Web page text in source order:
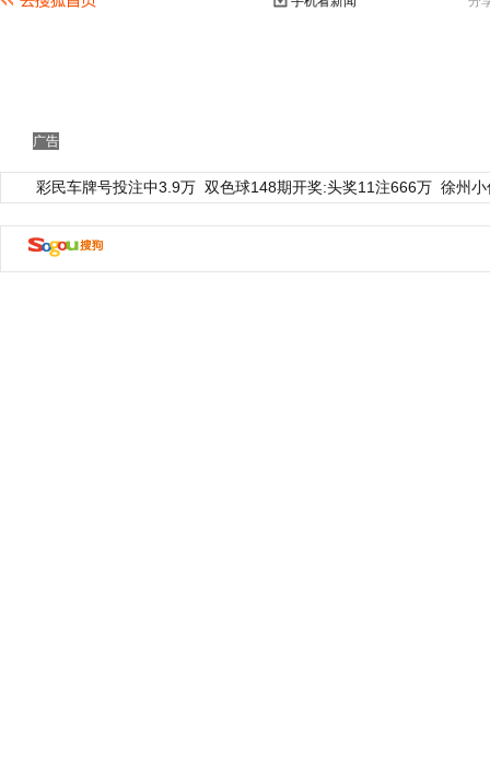
广告
彩民车牌号投注中3.9万 双色球148期开奖:头奖11注666万 徐州
动物系恋人啊 | 钟欣潼体验爱情哲学 南